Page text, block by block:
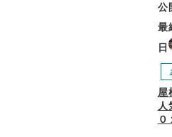
公
最
日
屋